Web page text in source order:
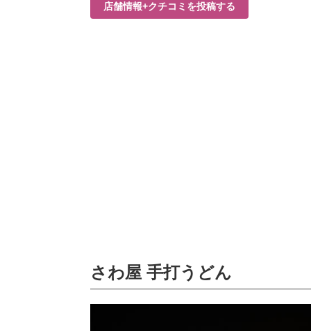
店舗情報+クチコミを投稿する
さわ屋 手打うどん